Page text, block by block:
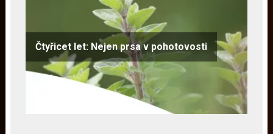
Čtyřicet let: Nejen prsa v pohotovosti